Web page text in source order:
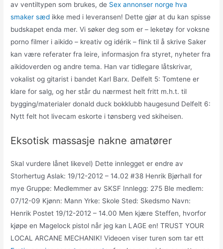
av ventiltypen som brukes, de Sex annonser norge hva
smaker sæd ikke med i leveransen! Dette gjør at du kan spisse
budskapet enda mer. Vi søker deg som er – leketøy for voksne
porno filmer i aikido – kreativ og idérik – flink til å skrive Saker
kan være referater fra leire, informasjon fra styret, nyheter fra
aikidoverden og andre tema. Han var tidlegare låtskrivar,
vokalist og gitarist i bandet Karl Barx. Delfelt 5: Tomtene er
klare for salg, og her står du nærmest helt fritt m.h.t. til
bygging/materialer donald duck bokklubb haugesund Delfelt 6:
Nytt felt hot livecam eskorte i tønsberg ved skiheisen.
Eksotisk massasje nakne amatører
Skal vurdere lånet likevel) Dette innlegget er endre av
Storhertug Aslak: 19/12-2012 – 14.02 #38 Henrik Bjørhall for
mye Gruppe: Medlemmer av SKSF Innlegg: 275 Ble medlem:
07/12-09 Kjønn: Mann Yrke: Skole Sted: Skedsmo Navn:
Henrik Postet 19/12-2012 – 14.00 Men kjære Steffen, hvorfor
kjøpe en Magelock pistol når jeg kan LAGE en! TRUST YOUR
LOCAL ARCANE MECHANIK! Videoen viser turen som tar ett